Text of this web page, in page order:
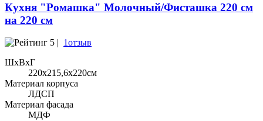
Кухня "Ромашка" Молочный/Фисташка 220 см
на 220 см
5 | 1отзыв
ШхВхГ
220x215,6х220см
Материал корпуса
ЛДСП
Материал фасада
МДФ